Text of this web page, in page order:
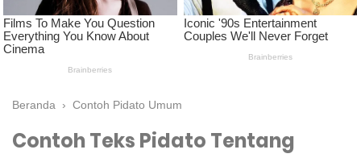
Beranda › Contoh Pidato Umum
Contoh Teks Pidato Tentang